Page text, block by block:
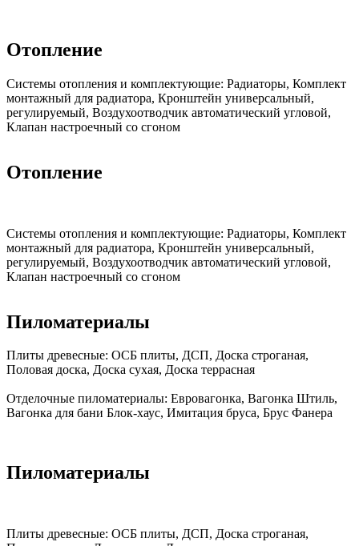
Отопление
Cистемы отопления и комплектующие: Радиаторы, Комплект
монтажный для радиатора, Кронштейн универсальный,
регулируемый, Воздухоотводчик автоматический угловой,
Клапан настроечный со сгоном
Отопление
Cистемы отопления и комплектующие: Радиаторы, Комплект
монтажный для радиатора, Кронштейн универсальный,
регулируемый, Воздухоотводчик автоматический угловой,
Клапан настроечный со сгоном
Пиломатериалы
Плиты древесные: ОСБ плиты, ДСП, Доска строганая,
Половая доска, Доска сухая, Доска террасная
Отделочные пиломатериалы: Евровагонка, Вагонка Штиль,
Вагонка для бани Блок-хаус, Имитация бруса, Брус Фанера
Пиломатериалы
Плиты древесные: ОСБ плиты, ДСП, Доска строганая,